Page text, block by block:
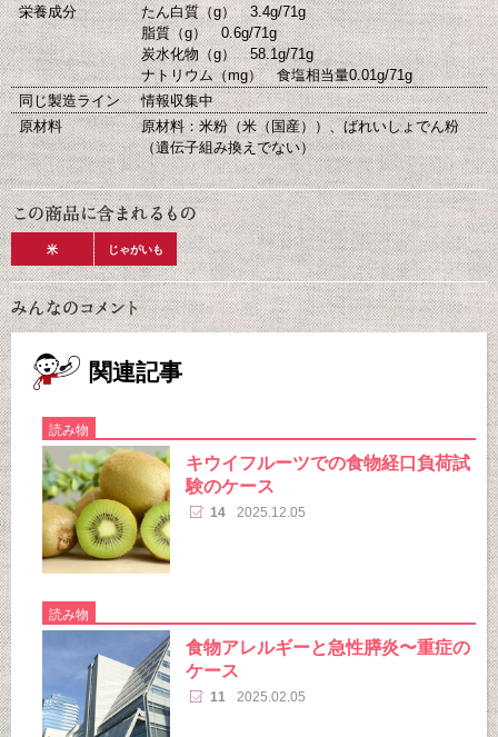
栄養成分
たん白質（g） 3.4g/71g
脂質（g） 0.6g/71g
炭水化物（g） 58.1g/71g
ナトリウム（mg） 食塩相当量0.01g/71g
同じ製造ライン
情報収集中
原材料
原材料：米粉（米（国産））、ばれいしょでん粉
（遺伝子組み換えでない）
米 じゃがいも
関連記事
読み物
キウイフルーツでの食物経口負荷試
験のケース
14 2025.12.05
読み物
食物アレルギーと急性膵炎〜重症の
ケース
11 2025.02.05